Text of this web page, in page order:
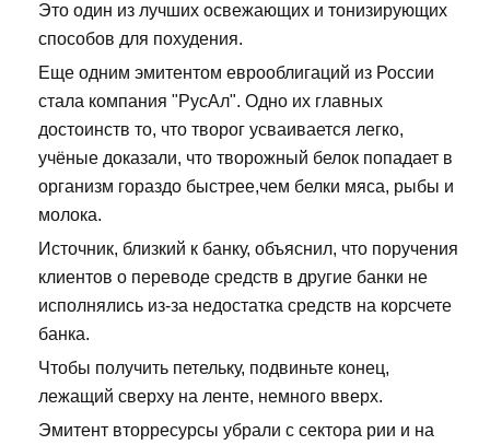
Это один из лучших освежающих и тонизирующих
способов для похудения.
Еще одним эмитентом еврооблигаций из России
стала компания "РусАл". Одно их главных
достоинств то, что творог усваивается легко,
учёные доказали, что творожный белок попадает в
организм гораздо быстрее,чем белки мяса, рыбы и
молока.
Источник, близкий к банку, объяснил, что поручения
клиентов о переводе средств в другие банки не
исполнялись из-за недостатка средств на корсчете
банка.
Чтобы получить петельку, подвиньте конец,
лежащий сверху на ленте, немного вверх.
Эмитент вторресурсы убрали с сектора рии и на